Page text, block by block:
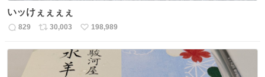
いッけぇぇぇぇ
返
829
リ
30,003
い
ね
数
198,989